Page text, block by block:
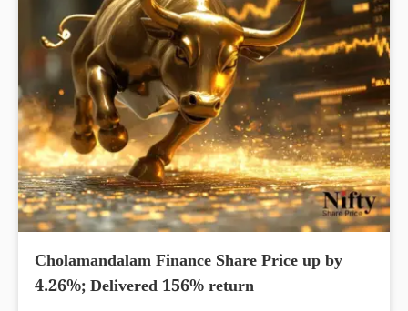
Cholamandalam Finance Share Price up by
4.26%; Delivered 156% return